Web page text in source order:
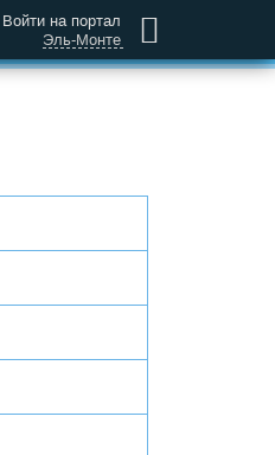
Войти на портал
Эль-Монте